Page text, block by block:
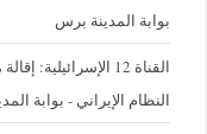
بوابة المدينة برس
القناة 12
النظام الإيراني - بوابة